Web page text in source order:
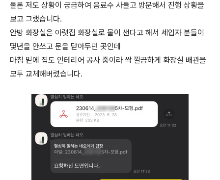
물론 저도 상황이 궁금하여 음료수 사들고 방문해서 진행 상황을
보고 그랬습니다.
안방 화장실은 아랫집 화장실로 물이 샌다고 해서 세입자 분들이
몇년을 안쓰고 문을 닫아두던 곳인데
마침 밑에 집도 인테리어 공사 중이라 싹 깔끔하게 화장실 배관을
모두 교체해버렸습니다.